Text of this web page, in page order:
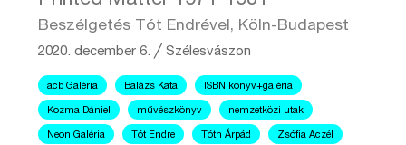
Beszélgetés Tót Endrével, Köln-Budapest
2020. december 6. ╱Szélesvászon
acb Galéria Balázs Kata ISBN könyv+galéria
Kozma Dániel művészkönyv nemzetközi utak
Neon Galéria Tót Endre Tóth Árpád Zsófia Aczél